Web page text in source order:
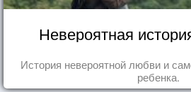
Невероятная
История невероятной любви и
ребенка.